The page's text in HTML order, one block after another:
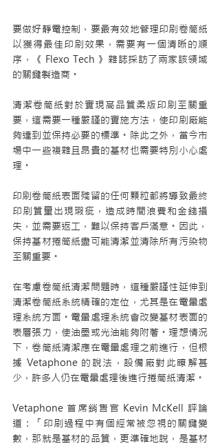
要做好靜電控制，要最有效地管理印刷卷筒紙
以獲得最佳印刷效果，需要有一個清晰的順
序，《 Flexo Tech 》雜誌採訪了兩家該領域
的關鍵製造商。
清潔卷筒紙對於實現高品質柔版印刷至關重
要，這需要一種嚴謹的實施方法，使印刷廠能
夠達到並保持必要的標準。除此之外，當今市
場中一些複雜且昂貴的基材也需要特別小心處
理。
印刷卷筒紙表面殘留的任何顆粒都將導致最終
印刷質量出現瑕疵，造成時間浪費和金錢損
失，並需要返工，難以保持客戶滿意。因此，
保持基材捲筒紙盡可能清潔並清除所有污染物
至關重要。
在考慮卷筒紙清潔問題時，這種嚴謹性延伸到
清潔卷筒紙系統精確的定位，尤其是在電暈處
理系統方面。電暈處理系統會改變基材表面的
表層張力，使油墨或光油能夠附著。理想情況
下，卷筒紙清潔應在電暈處理之前進行，但根
據 Vetaphone 的說法，設備廠對此瞭解甚
少，許多人仍在電暈處理後進行捲筒紙清潔。
Vetaphone 首席銷售官 Kevin McKell 評論
道：「印刷過程中有個經常被忽視的關鍵變
數，那就是基材的品質，更準確地說，是基材